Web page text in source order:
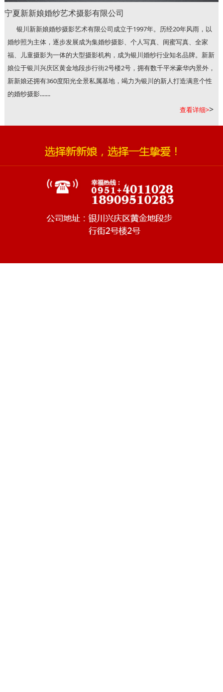
宁夏新新娘婚纱艺术摄影有限公司
银川新新娘婚纱摄影艺术有限公司成立于1997年。历经20年风雨，以
婚纱照为主体，逐步发展成为集婚纱摄影、个人写真、闺蜜写真、全家
福、儿童摄影为一体的大型摄影机构，成为银川婚纱行业知名品牌。新新
娘位于银川兴庆区黄金地段步行街2号楼2号，拥有数千平米豪华内景外，
新新娘还拥有360度阳光全景私属基地，竭力为银川的新人打造满意个性
的婚纱摄影.......
查看详细>>